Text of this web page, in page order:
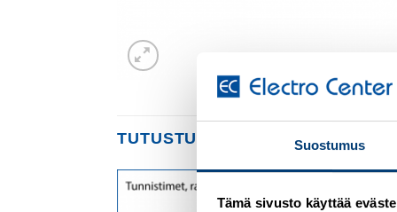
Suostumus
Tämä sivusto käyttää
TUTUSTU MYÖS